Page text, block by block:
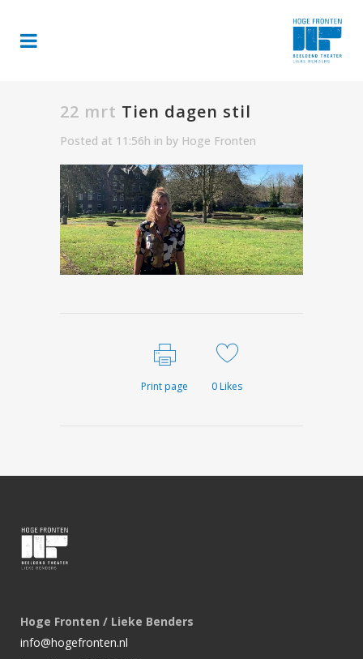
22 mrt Tien dagen stil
Posted at 11:56h in by Hoge Fronten
Print page 0Likes
Hoge Fronten / Lieke Benders
info@hogefronten.nl